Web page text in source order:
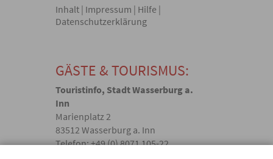
Inhalt | Impressum | Hilfe |
Datenschutzerklärung
GÄSTE & TOURISMUS:
Touristinfo, Stadt Wasserburg a.
Inn
Marienplatz 2
83512 Wasserburg a. Inn
Telefon: +49 (0) 8071 105-22